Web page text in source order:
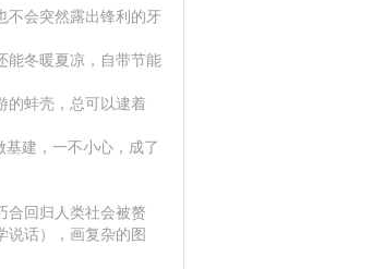
不会突然露出锋利的牙
能冬暖夏凉，自带节能
的蚌壳，总可以逮着
建，一不小心，成了
合回归人类社会被赘
话），画复杂的图